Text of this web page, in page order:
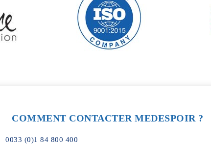
COMMENT CONTACTER MEDESPOIR ?
0033 (0)1 84 800 400